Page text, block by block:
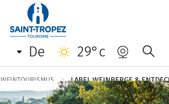
de 29°c
WEINTOURISMUS LABEL WEINBERGE &